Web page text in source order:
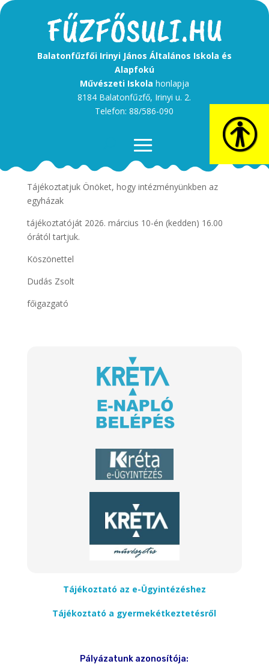
Balatonfűzfői Irinyi János Általános Iskola és
Alapfokú
Művészeti Iskola honlapja
8184 Balatonfűzfő, Irinyi u. 2.
Telefon: 88/586-090
Kedves Szülők!
Tájékoztatjuk Önöket, hogy intézményünkben az
egyházak
tájékoztatóját 2026. március 10-én (kedden) 16.00
órától tartjuk.
Köszönettel
Dudás Zsolt
főigazgató
Tájékoztató az e-Ügyintézéshez
Tájékoztató a gyermekétkeztetésről
Pályázatunk azonosítója: